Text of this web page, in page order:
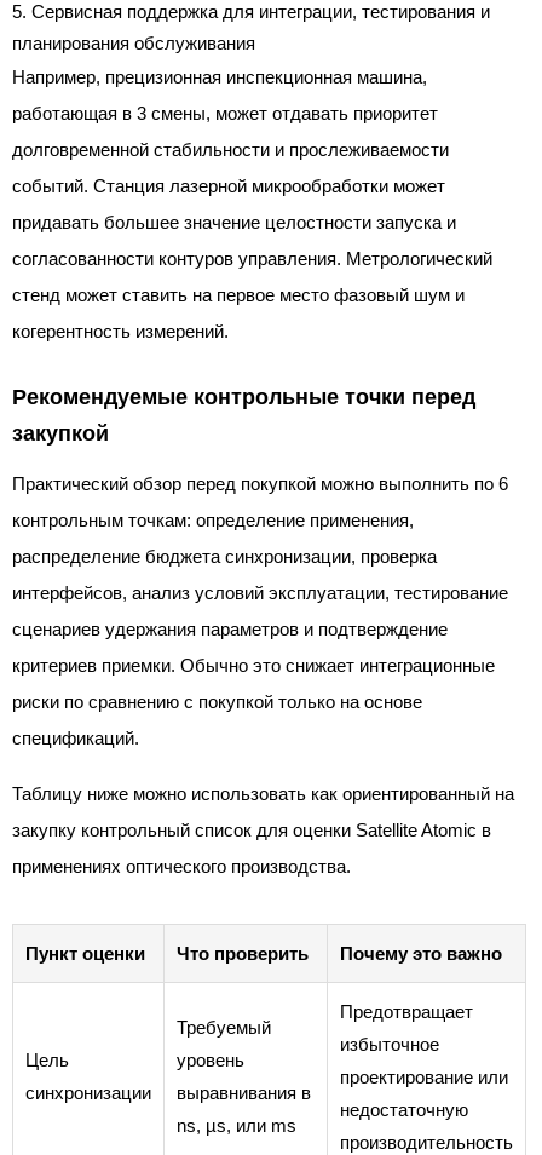
Сервисная поддержка для интеграции, тестирования и
планирования обслуживания
Например, прецизионная инспекционная машина,
работающая в 3 смены, может отдавать приоритет
долговременной стабильности и прослеживаемости
событий. Станция лазерной микрообработки может
придавать большее значение целостности запуска и
согласованности контуров управления. Метрологический
стенд может ставить на первое место фазовый шум и
когерентность измерений.
Рекомендуемые контрольные точки перед
закупкой
Практический обзор перед покупкой можно выполнить по 6
контрольным точкам: определение применения,
распределение бюджета синхронизации, проверка
интерфейсов, анализ условий эксплуатации, тестирование
сценариев удержания параметров и подтверждение
критериев приемки. Обычно это снижает интеграционные
риски по сравнению с покупкой только на основе
спецификаций.
Таблицу ниже можно использовать как ориентированный на
закупку контрольный список для оценки Satellite Atomic в
применениях оптического производства.
Пункт оценки Что проверить Почему это важно
Цель
синхронизации
Требуемый
уровень
выравнивания в
ns, µs, или ms
Предотвращает
избыточное
проектирование или
недостаточную
производительность